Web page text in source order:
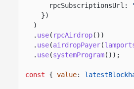
rpcSubscriptionsUrl:
})
)
. use( rpcAirdrop())
. use(airdropPayer(
. use(systemProgram());
const { value: